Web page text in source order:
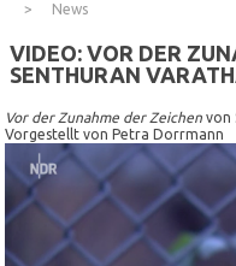
News
VIDEO: VOR DER
SENTHURAN
Vor der Zunahme der Zeichenvon
Vorgestellt von Petra Dorrmann